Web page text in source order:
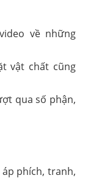
về những
vật chất cũng
qua số phận,
phích, tranh,